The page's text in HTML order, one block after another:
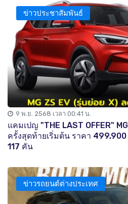
ข่าวประชาสัมพันธ์
9 พ.ย. 2568 เวลา 00:41 น.
แคมเปญ "THE LAST OFFER"
ครั้งสุดท้ายเริ่มต้น ราคา
117 คัน
ข่าวรถยนต์ต่างประเทศ